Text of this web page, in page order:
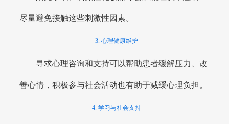
尽量避免接触这些刺激性因素。
3. 心理健康维护
寻求心理咨询和支持可以帮助患者缓解压力、改
善心情，积极参与社会活动也有助于减缓心理负担。
4. 学习与社会支持